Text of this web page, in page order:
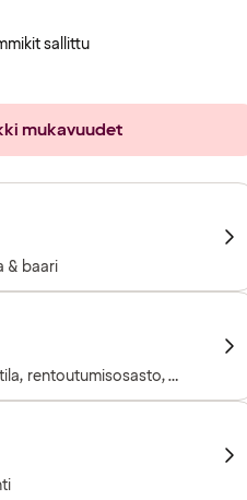
sallittu
mukavuudet
& baari
rentoutumisosasto,